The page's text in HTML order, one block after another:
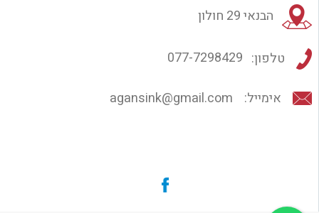
הבנאי 29 חולון
טלפון: 077-7298429
אימייל: agansink@gmail.com